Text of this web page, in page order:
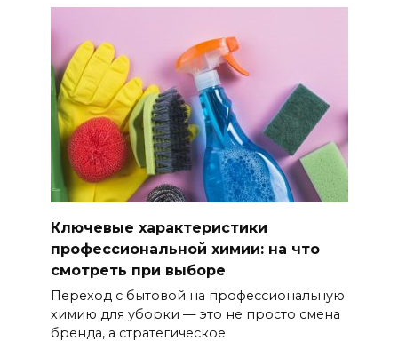
Ключевые характеристики
профессиональной химии: на что
смотреть при выборе
Переход с бытовой на профессиональную
химию для уборки — это не просто смена
бренда, а стратегическое